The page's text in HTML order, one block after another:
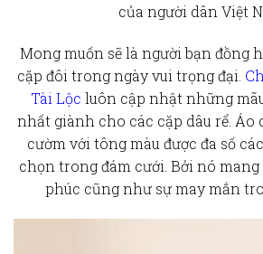
của người dân Việt
Mong muốn sẽ là người bạn đồng
cặp đôi trong ngày vui trọng đại.
Tài Lộc luôn cập nhật những
nhất giành cho các cặp dâu rể. Áo
cườm với tông màu được đa số
chọn trong đám cưới. Bởi nó
phúc cũng như sự may mắn